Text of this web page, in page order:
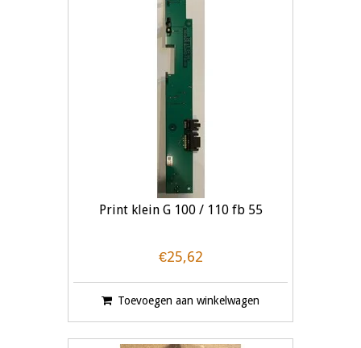
Print klein G 100 / 110 fb 55
€25,62
Toevoegen aan winkelwagen